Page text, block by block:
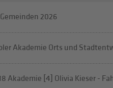
2026
Akademie Orts und
Akademie [4] Olivia Kieser -